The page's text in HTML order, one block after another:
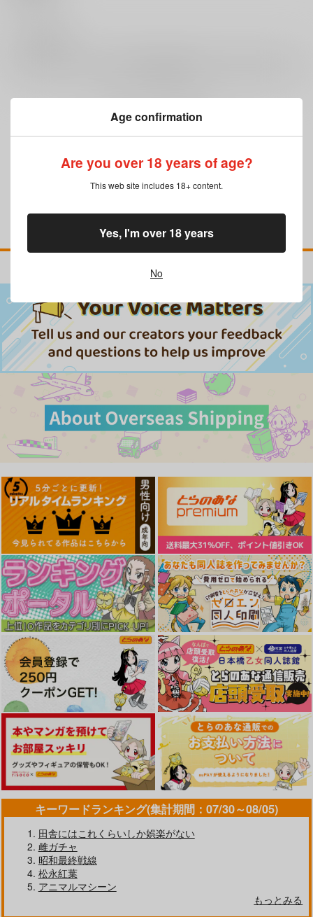
まだレビューはありません
キーワードランキング(集計期間：07/30～08/05)
田舎にはこれくらいしか娯楽がない
雌ガチャ
昭和最終戦線
松永紅葉
アニマルマシーン
もっとみる
Age confirmation
Are you over 18 years of age?
This web site includes 18+ content.
No
Yes, I'm over 18 years